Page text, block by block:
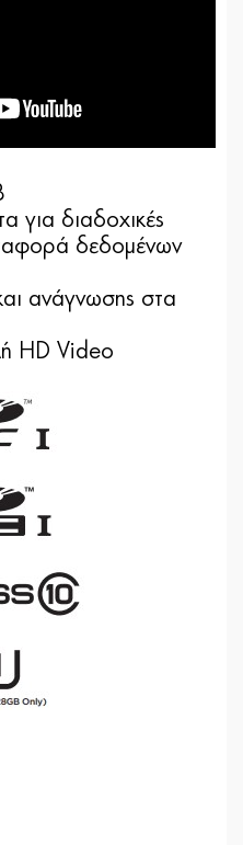
για διαδοχικές
δεδομένων
ανάγνωσης στα
HD Video